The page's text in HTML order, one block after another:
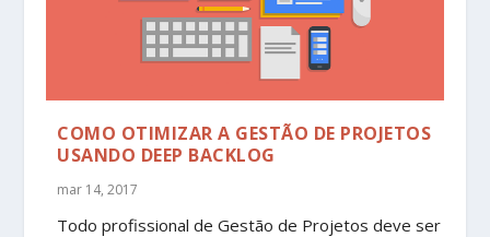
COMO OTIMIZAR A GESTÃO DE PROJETOS
USANDO DEEP BACKLOG
mar 14, 2017
Todo profissional de Gestão de Projetos deve ser